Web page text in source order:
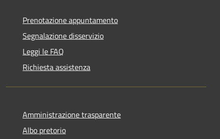
Prenotazione appuntamento
Segnalazione disservizio
Leggi le FAQ
Richiesta assistenza
Amministrazione trasparente
Albo pretorio